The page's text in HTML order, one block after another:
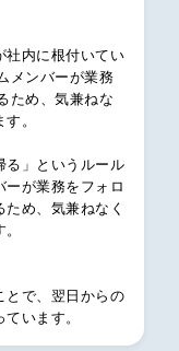
社内に根付いてい
メンバーが業務
ため、気兼ねな
。
る」というルール
ーが業務をフォロ
め、気兼ねなく
とで、翌日からの
います。